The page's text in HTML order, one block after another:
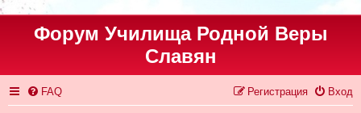
Форум Училища Родной Веры
Славян
FAQ Вход
Регистрация